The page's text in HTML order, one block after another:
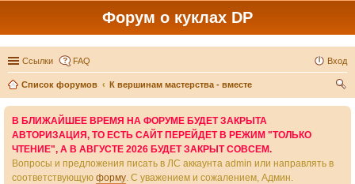
Форум о куклах DP
Ссылки FAQ Вход
Список форумов
К вершинам мастерства - вместе
В БЛИЖАЙШЕЕ ВРЕМЯ НА ФОРУМЕ БУДЕТ ЗАКРЫТА
АВТОРИЗАЦИЯ, ТО ЕСТЬ САЙТ ПЕРЕЙДЕТ В РЕЖИМ "ТОЛЬКО
ЧТЕНИЕ", А В АВГУСТЕ 2026 БУДЕТ ЗАКРЫТ СОВСЕМ.
Вопросы и предложения писать в ЛС аккаунта admin или направлять в
соответствующую форму. С уважением и сожалением, Админ.